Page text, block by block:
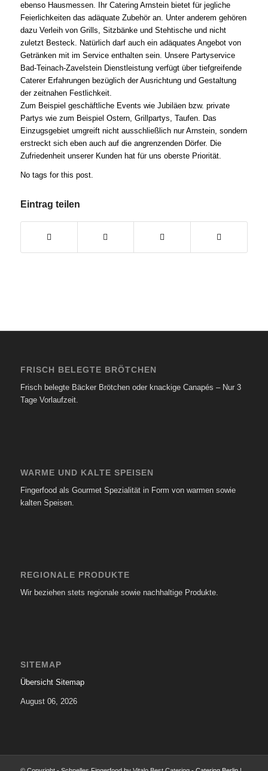
ebenso Hausmessen. Ihr Catering Arnstein bietet für jegliche
Feierlichkeiten das adäquate Zubehör an. Unter anderem gehören
dazu Verleih von Grills, Sitzbänke und Stehtische und nicht
zuletzt Besteck. Natürlich darf auch ein adäquates Angebot von
Getränken mit im Service enthalten sein. Unsere Partyservice
Bad-Teinach-Zavelstein Dienstleistung verfügt über tiefgreifende
Caterer Erfahrungen bezüglich der Ausrichtung und Gestaltung
der zeitnahen Festlichkeit.
Zum Beispiel geschäftliche Events wie Jubiläen bzw. private
Partys wie zum Beispiel Ostern, Grillpartys, Taufen. Das
Einzugsgebiet umgreift nicht ausschließlich nur Arnstein, sondern
erstreckt sich eben auch auf die angrenzenden Dörfer. Die
Zufriedenheit unserer Kunden hat für uns oberste Priorität.
No tags for this post.
Eintrag teilen
FRISCH BELEGTE BRÖTCHEN
Frisch belegte Bäcker Brötchen oder knackige Canapés – Nur 3
Tage Vorlaufzeit.
WARME UND KALTE SPEISEN
Fingerfood als Gourmet Spezialität in Form von warmen sowie
kalten Speisen.
REGIONALE PRODUKTE
Wir beziehen stets regionale sowie nachhaltige Produkte.
SITEMAP
Übersicht Sitemap
August 06, 2026